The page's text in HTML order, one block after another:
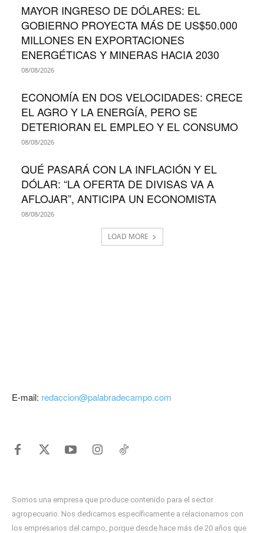
MAYOR INGRESO DE DÓLARES: EL
GOBIERNO PROYECTA MÁS DE US$50.000
MILLONES EN EXPORTACIONES
ENERGÉTICAS Y MINERAS HACIA 2030
08/08/2026
ECONOMÍA EN DOS VELOCIDADES: CRECE
EL AGRO Y LA ENERGÍA, PERO SE
DETERIORAN EL EMPLEO Y EL CONSUMO
08/08/2026
QUÉ PASARÁ CON LA INFLACIÓN Y EL
DÓLAR: “LA OFERTA DE DIVISAS VA A
AFLOJAR”, ANTICIPA UN ECONOMISTA
08/08/2026
LOAD MORE
E-mail: redaccion@palabradecampo.com
Somos una empresa que produce contenido para el sector
agropecuario. Nos dedicamos específicamente a relacionarnos con
los empresarios del campo, porque desde hace más de 20 años que